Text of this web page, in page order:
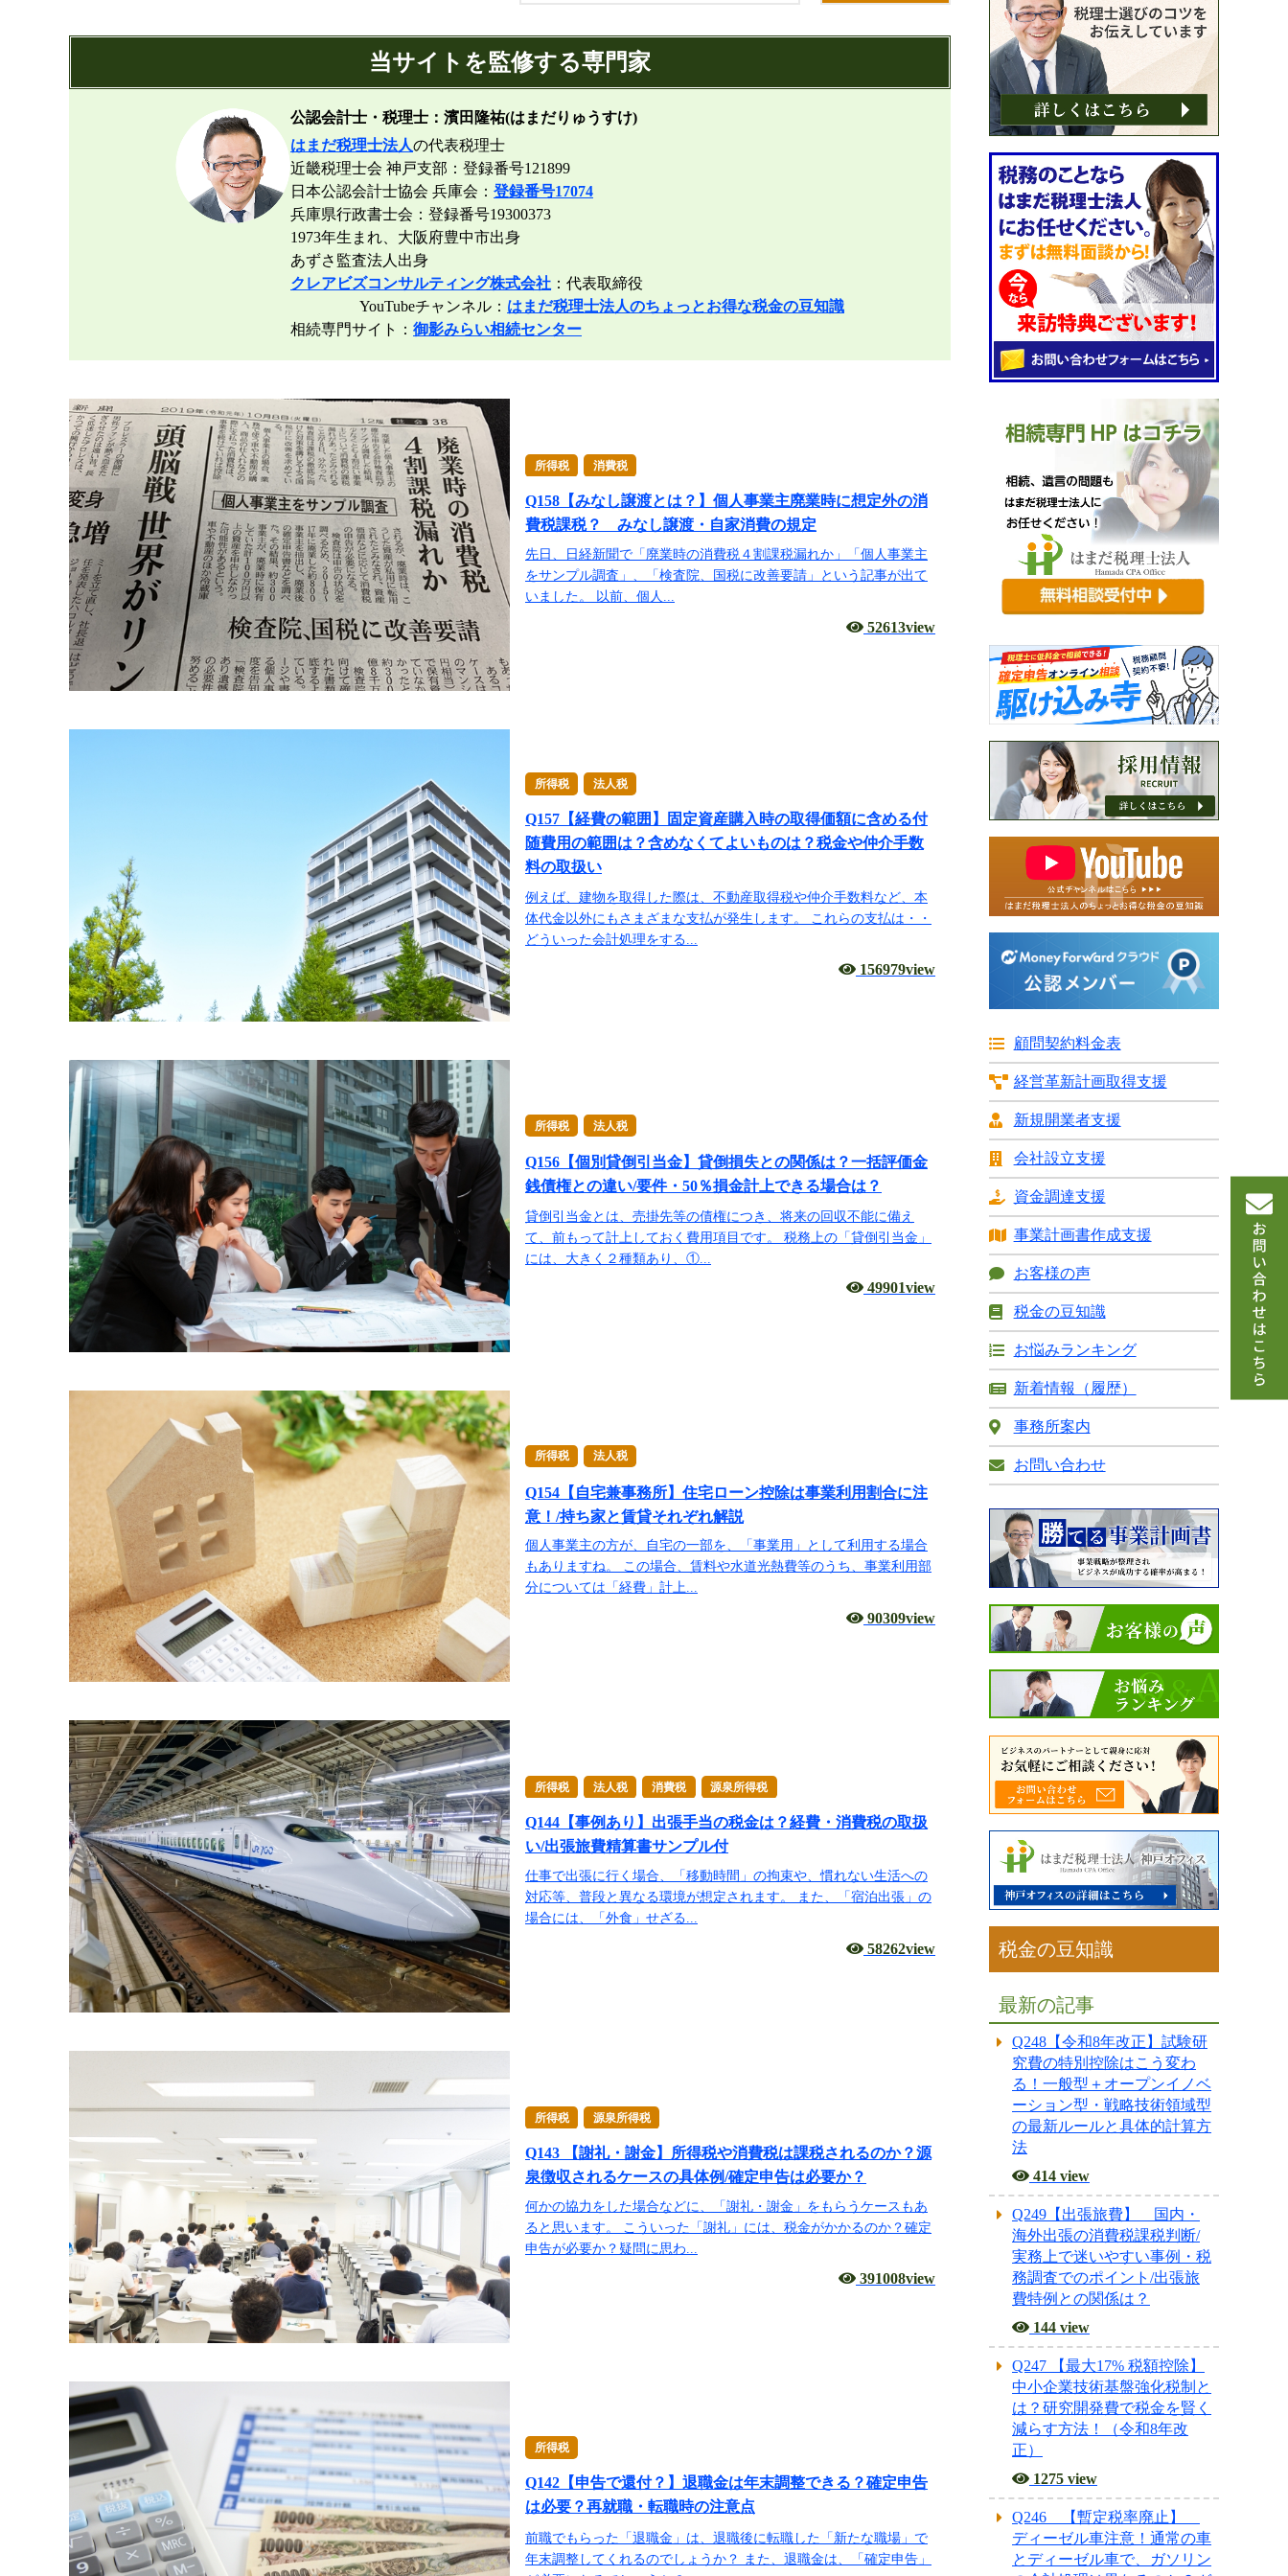
当サイトを監修する専門家
公認会計士・税理士：濱田隆祐(はまだりゅうすけ)
はまだ税理士法人の代表税理士
近畿税理士会 神戸支部：登録番号121899
日本公認会計士協会 兵庫会： 登録番号17074
兵庫県行政書士会：登録番号19300373
1973年生まれ、大阪府豊中市出身
あずさ監査法人出身
クレアビズコンサルティング株式会社 ：代表取締役
YouTubeチャンネル： はまだ税理士法人のちょっとお得な税金の豆知識
相続専門サイト： 御影みらい相続センター
所得税 消費税
Q158【みなし譲渡とは？】個人事業主廃業時に想定外の消
費税課税？ みなし譲渡・自家消費の規定
先日、日経新聞で「廃業時の消費税４割課税漏れか」「個人事業主
をサンプル調査」、「検査院、国税に改善要請」という記事が出て
いました。 以前、個人...
52613view
所得税 法人税
Q157【経費の範囲】固定資産購入時の取得価額に含める付
随費用の範囲は？含めなくてよいものは？税金や仲介手数
料の取扱い
例えば、建物を取得した際は、不動産取得税や仲介手数料など、本
体代金以外にもさまざまな支払が発生します。 これらの支払は・・
どういった会計処理をする...
156979view
所得税 法人税
Q156【個別貸倒引当金】貸倒損失との関係は？一括評価金
銭債権との違い/要件・50％損金計上できる場合は？
貸倒引当金とは、売掛先等の債権につき、将来の回収不能に備え
て、前もって計上しておく費用項目です。 税務上の「貸倒引当金」
には、大きく２種類あり、①...
49901view
所得税 法人税
Q154【自宅兼事務所】住宅ローン控除は事業利用割合に注
意！/持ち家と賃貸それぞれ解説
個人事業主の方が、自宅の一部を、「事業用」として利用する場合
もありますね。 この場合、賃料や水道光熱費等のうち、事業利用部
分については「経費」計上...
90309view
所得税 法人税 消費税 源泉所得税
Q144【事例あり】出張手当の税金は？経費・消費税の取扱
い/出張旅費精算書サンプル付
仕事で出張に行く場合、「移動時間」の拘束や、慣れない生活への
対応等、普段と異なる環境が想定されます。 また、「宿泊出張」の
場合には、「外食」せざる...
58262view
所得税 源泉所得税
Q143 【謝礼・謝金】所得税や消費税は課税されるのか？源
泉徴収されるケースの具体例/確定申告は必要か？
何かの協力をした場合などに、「謝礼・謝金」をもらうケースもあ
ると思います。 こういった「謝礼」には、税金がかかるのか？確定
申告が必要か？疑問に思わ...
391008view
所得税
Q142【申告で還付？】退職金は年末調整できる？確定申告
は必要？再就職・転職時の注意点
前職でもらった「退職金」は、退職後に転職した「新たな職場」で
年末調整してくれるのでしょうか？ また、退職金は、「確定申告」
顧問契約料金表
経営革新計画取得支援
新規開業者支援
会社設立支援
資金調達支援
事業計画書作成支援
お客様の声
税金の豆知識
お悩みランキング
新着情報（履歴）
事務所案内
お問い合わせ
税金の豆知識
最新の記事
Q248【令和8年改正】試験研
究費の特別控除はこう変わ
る！一般型＋オープンイノベ
ーション型・戦略技術領域型
の最新ルールと具体的計算方
法
414 view
Q249【出張旅費】 国内・
海外出張の消費税課税判断/
実務上で迷いやすい事例・税
務調査でのポイント/出張旅
費特例との関係は？
144 view
Q247 【最大17% 税額控除】
中小企業技術基盤強化税制と
は？研究開発費で税金を賢く
減らす方法！（令和8年改
正）
1275 view
Q246 【暫定税率廃止】
ディーゼル車注意！通常の車
とディーゼル車で、ガソリン